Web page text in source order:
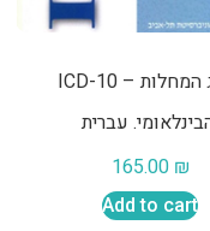
ICD-10 – סיווג המחלות
165.00 ₪
Add to cart